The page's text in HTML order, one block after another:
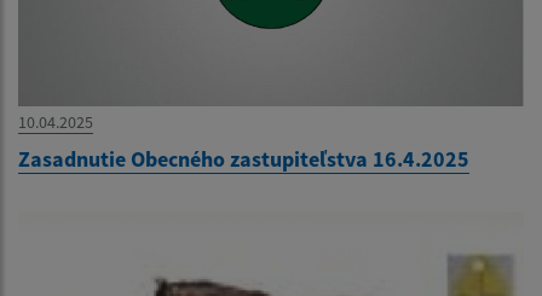
10.04.2025
Zasadnutie Obecného zastupiteľstva 16.4.2025